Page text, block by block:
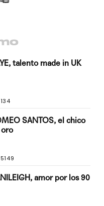
talento made in UK
134
SANTOS, el chico
5149
amor por los 90